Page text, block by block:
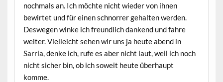
nochmals an. Ich möchte nicht wieder von ihnen
bewirtet und für einen schnorrer gehalten werden.
Deswegen winke ich freundlich dankend und fahre
weiter. Vielleicht sehen wir uns ja heute abend in
Sarria, denke ich, rufe es aber nicht laut, weil ich noch
nicht sicher bin, ob ich soweit heute überhaupt
komme.